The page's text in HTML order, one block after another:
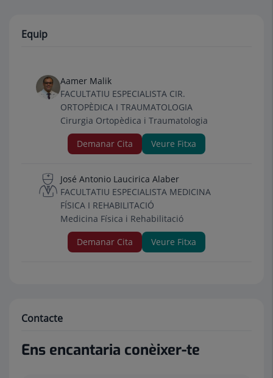
Equip
Aamer Malik
FACULTATIU ESPECIALISTA CIR.
ORTOPÈDICA I TRAUMATOLOGIA
Cirurgia Ortopèdica i Traumatologia
Demanar Cita
Veure Fitxa
José Antonio Laucirica Alaber
FACULTATIU ESPECIALISTA MEDICINA
FÍSICA I REHABILITACIÓ
Medicina Física i Rehabilitació
Demanar Cita
Veure Fitxa
Contacte
Ens encantaria conèixer-te